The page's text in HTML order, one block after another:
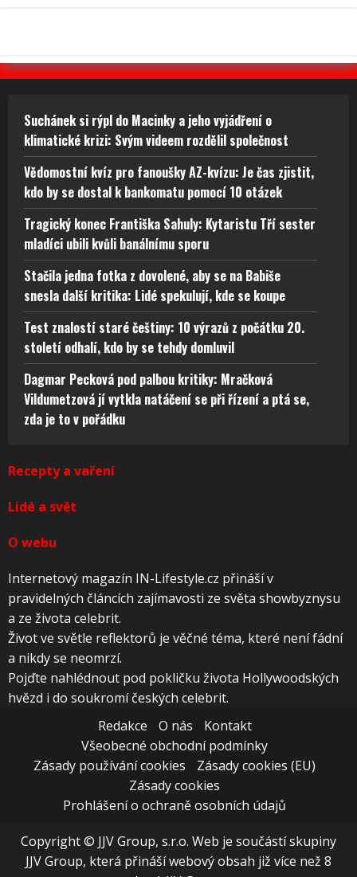
Suchánek si rýpl do Macinky a jeho vyjádření o
klimatické krizi: Svým videem rozdělil společnost
Vědomostní kvíz pro fanoušky AZ-kvízu: Je čas zjistit,
kdo by se dostal k bankomatu pomocí 10 otázek
Tragický konec Františka Sahuly: Kytaristu Tří sester
mladíci ubili kvůli banálnímu sporu
Stačila jedna fotka z dovolené, aby se na Babiše
snesla další kritika: Lidé spekulují, kde se koupe
Test znalostí staré češtiny: 10 výrazů z počátku 20.
století odhalí, kdo by se tehdy domluvil
Dagmar Pecková pod palbou kritiky: Mračková
Vildumetzová jí vytkla natáčení se při řízení a ptá se,
zda je to v pořádku
Recepty a vaření
Lidé a svět
O webu
Internetový magazín IN-Lifestyle.cz přináší v
pravidelných článcích zajímavosti ze světa showbyznysu
a ze života celebrit.
Život ve světle reflektorů je věčné téma, které není fádní
a nikdy se neomrzí.
Pojďte nahlédnout pod pokličku života Hollywoodských
hvězd i do soukromí českých celebrit.
Redakce
O nás
Kontakt
Všeobecné obchodní podmínky
Zásady používání cookies
Zásady cookies (EU)
Zásady cookies
Prohlášení o ochraně osobních údajů
Copyright © JJV Group, s.r.o. Web je součástí skupiny
JJV Group, která přináší webový obsah již více než 8